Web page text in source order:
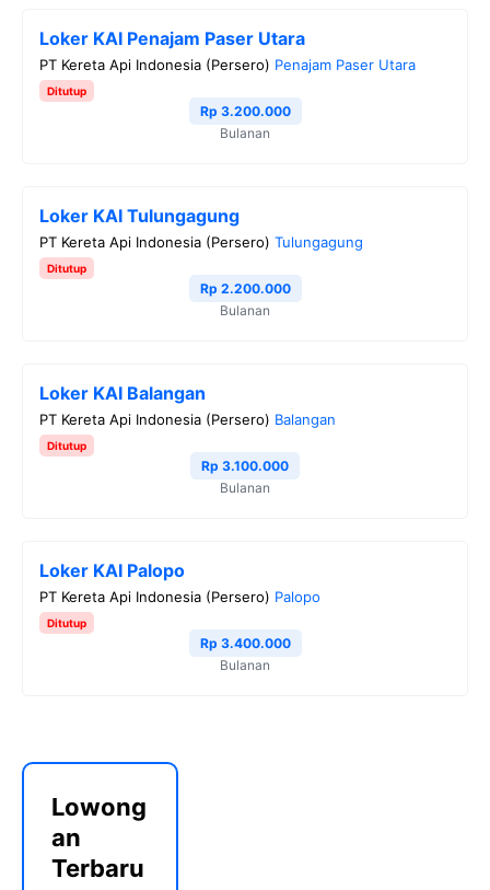
Loker KAI Penajam Paser Utara
PT Kereta Api Indonesia (Persero) Penajam Paser Utara
Ditutup
Rp 3.200.000
Bulanan
Loker KAI Tulungagung
PT Kereta Api Indonesia (Persero) Tulungagung
Ditutup
Rp 2.200.000
Bulanan
Loker KAI Balangan
PT Kereta Api Indonesia (Persero) Balangan
Ditutup
Rp 3.100.000
Bulanan
Loker KAI Palopo
PT Kereta Api Indonesia (Persero) Palopo
Ditutup
Rp 3.400.000
Bulanan
Lowong
an
Terbaru